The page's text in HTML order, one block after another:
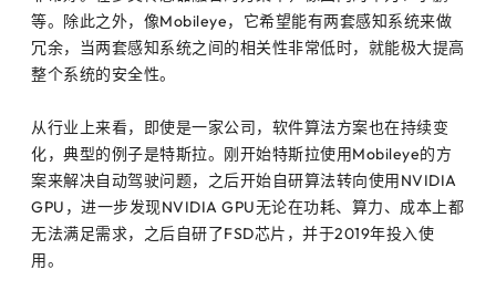
等。除此之外，像Mobileye，它希望能有两套感知系统来做
冗余，当两套感知系统之间的相关性非常低时，就能极大提高
整个系统的安全性。
从行业上来看，即使是一家公司，软件算法方案也在持续变
化，典型的例子是特斯拉。刚开始特斯拉使用Mobileye的方
案来解决自动驾驶问题，之后开始自研算法转向使用NVIDIA
GPU，进一步发现NVIDIA GPU无论在功耗、算力、成本上都
无法满足需求，之后自研了FSD芯片，并于2019年投入使
用。